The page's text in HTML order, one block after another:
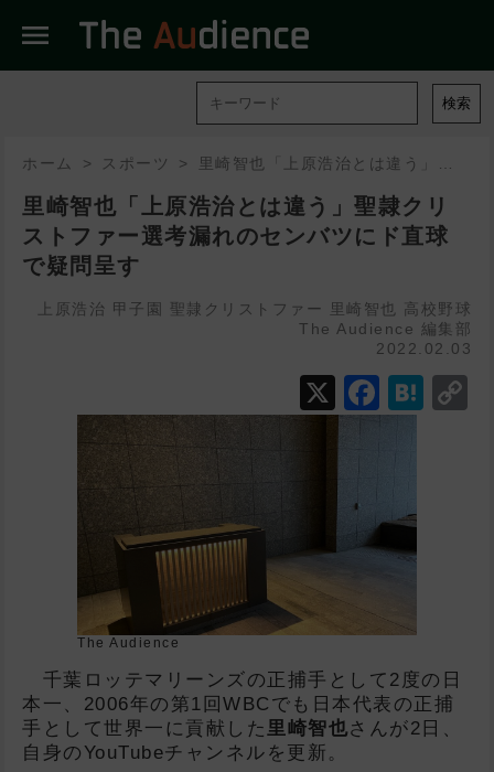
menu
検索
ホーム スポーツ
里崎智也「上原浩治とは違う」聖隷クリ
ストファー選考漏れのセンバツにド直球
で疑問呈す
上原浩治 甲子園 聖隷クリストファー 里崎智也
高校野球
The Audience 編集部
2022.02.03
X
The Audience
千葉ロッテマリーンズの正捕手として2度の日
本一、2006年の第1回WBCでも日本代表の正捕
手として世界一に貢献した里崎智也さんが2日、
自身のYouTubeチャンネルを更新。